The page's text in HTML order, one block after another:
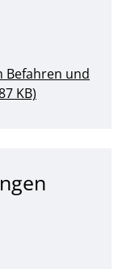
Befahren und
KB)